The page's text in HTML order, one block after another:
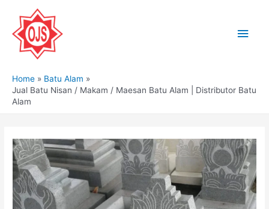
content
Main
Home
Batu Alam
Jual Batu Nisan / Makam / Maesan Batu Alam | Distributor Batu
Alam